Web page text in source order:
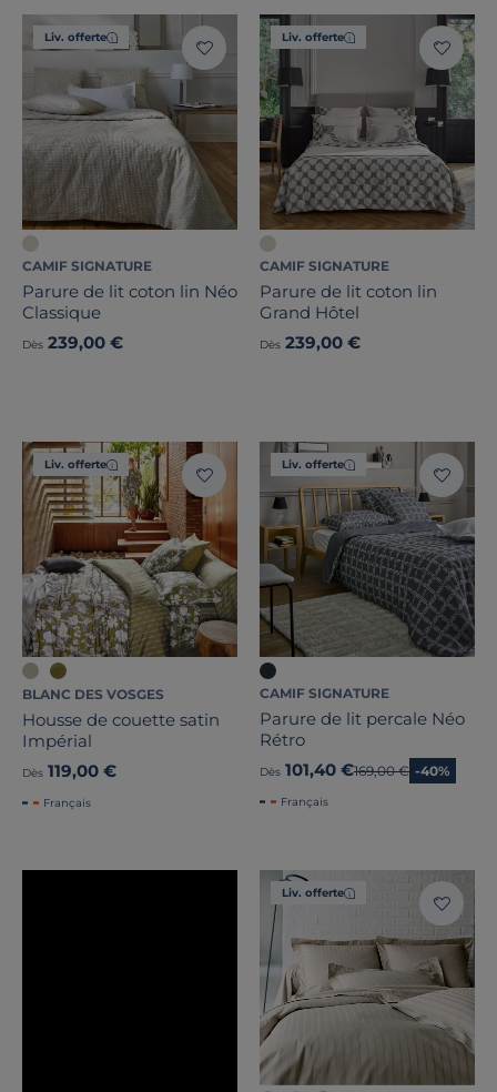
Liv. offerte
CAMIF SIGNATURE
Parure de lit coton lin Néo
Classique
Dès 239,00 €
Liv. offerte
CAMIF SIGNATURE
Parure de lit coton lin
Grand Hôtel
Dès 239,00 €
Liv. offerte
BLANC DES VOSGES
Housse de couette satin
Impérial
Dès 119,00 €
Français
Liv. offerte
CAMIF SIGNATURE
Parure de lit percale Néo
Rétro
Dès 101,40 €Ancien prix
169,00 € -40%
Français
Liv. offerte